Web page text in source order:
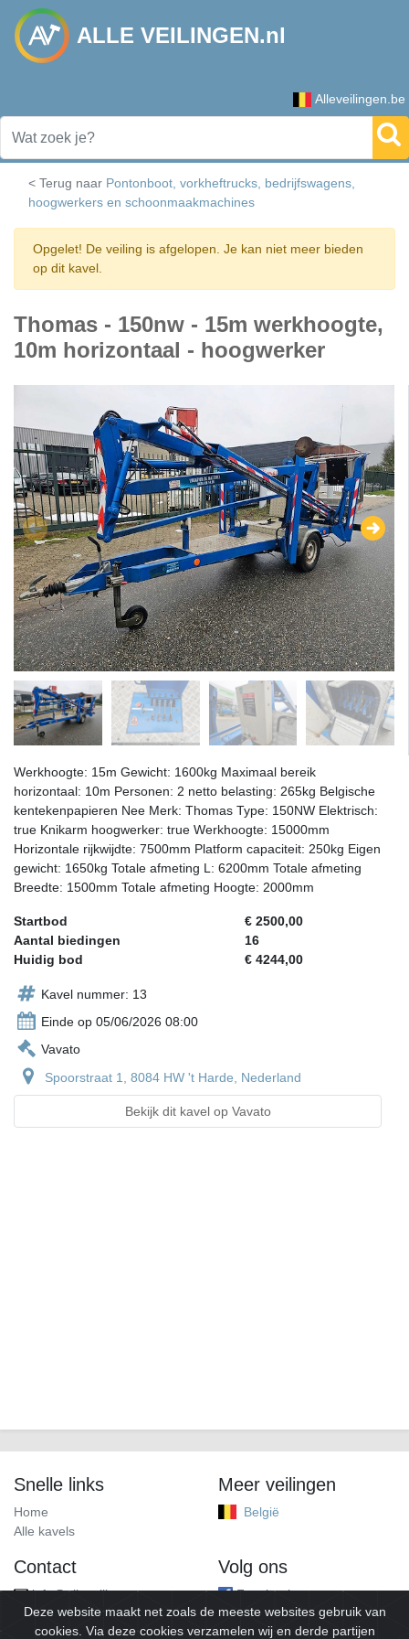
ALLE VEILINGEN.nl
Alleveilingen.be
< Terug naar Pontonboot, vorkheftrucks, bedrijfswagens,
hoogwerkers en schoonmaakmachines
Opgelet! De veiling is afgelopen. Je kan niet meer bieden
op dit kavel.
Thomas - 150nw - 15m werkhoogte,
10m horizontaal - hoogwerker
Werkhoogte: 15m Gewicht: 1600kg Maximaal bereik
horizontaal: 10m Personen: 2 netto belasting: 265kg Belgische
kentekenpapieren Nee Merk: Thomas Type: 150NW Elektrisch:
true Knikarm hoogwerker: true Werkhoogte: 15000mm
Horizontale rijkwijdte: 7500mm Platform capaciteit: 250kg Eigen
gewicht: 1650kg Totale afmeting L: 6200mm Totale afmeting
Breedte: 1500mm Totale afmeting Hoogte: 2000mm
Startbod
€ 2500,00
Aantal biedingen
16
Huidig bod
€ 4244,00
Kavel nummer: 13
Einde op 05/06/2026 08:00
Vavato
Spoorstraat 1, 8084 HW 't Harde, Nederland
Bekijk dit kavel op Vavato
Snelle links
Home
Alle kavels
Meer veilingen
België
Contact
info@alleveilingen.net
Volg ons
Facebook
Deze website maakt net zoals de meeste websites gebruik van
cookies. Via deze cookies verzamelen wij en derde partijen